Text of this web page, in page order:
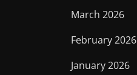
March 2026
February 2026
January 2026